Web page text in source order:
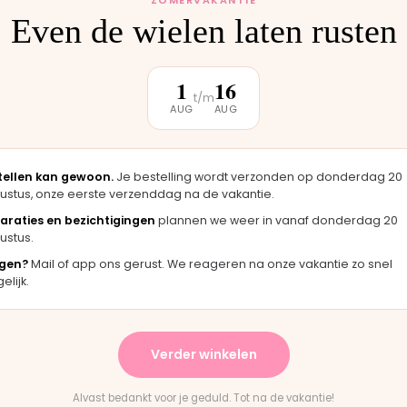
werd er direct opgezet. Klaar
je wacht."
· Joolz duwstang
"Fijne webshop
merkt dat ze
★★★★★
"Persoonlijk contact, snelle reactie
en eerlijk advies. Aanrader."
Rick · Bugaboo onderdeel
Even de wielen laten rusten
1
AUG
t/m16
AUG
kan gewoon. Je bestelling wordt verzonden op donderdag 20
onze eerste verzenddag na de vakantie.
en bezichtigingen plannen we weer in vanaf donderdag 20
Mail of app ons gerust. We reageren na onze vakantie zo snel
Verder winkelen
Alvast bedankt voor je geduld. Tot na de vakantie!